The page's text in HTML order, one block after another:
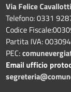
Via Felice
Telefono: 0331
Codice
Partita IVA:
PEC:
Email ufficio